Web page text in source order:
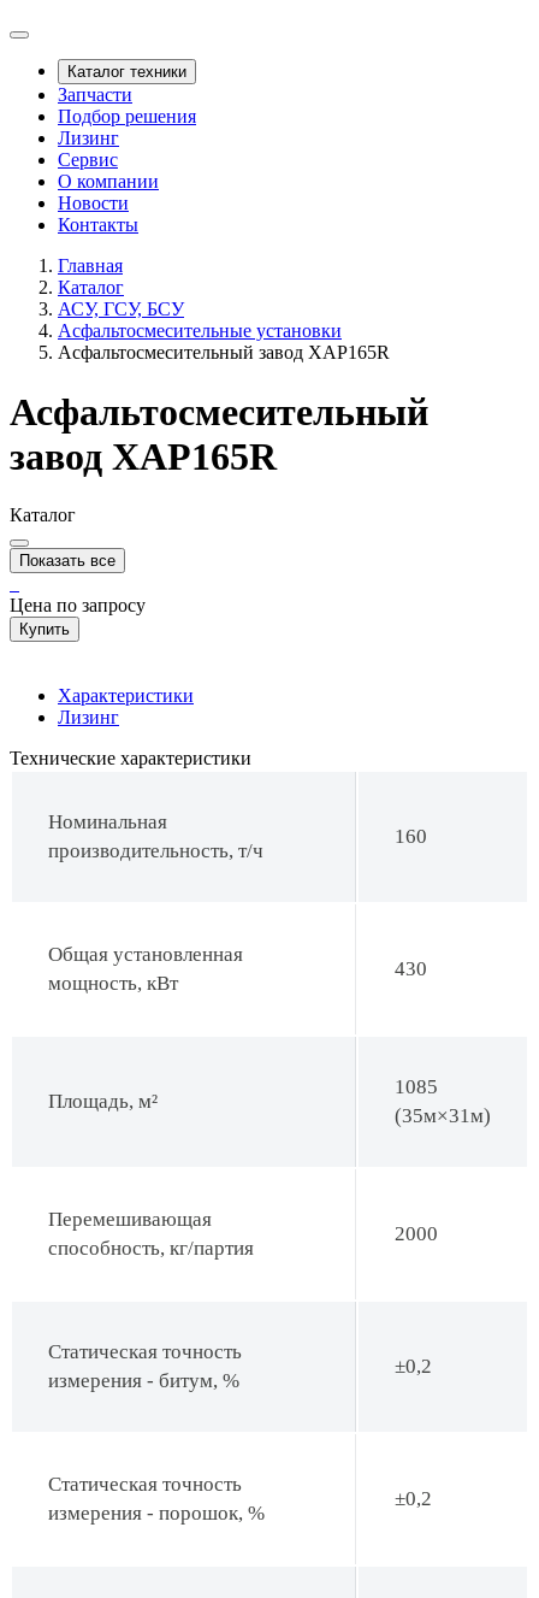
Каталог техники
Запчасти
Подбор решения
Лизинг
Сервис
О компании
Новости
Контакты
Главная
Каталог
АСУ, ГСУ, БСУ
Асфальтосмесительные установки
Асфальтосмесительный завод XAP165R
Асфальтосмесительный
завод XAP165R
Каталог
Показать все
Цена по запросу
Купить
Характеристики
Лизинг
Технические характеристики
Номинальная
производительность, т/ч
160
Общая установленная
мощность, кВт
430
Площадь, м²
1085
(35м×31м)
Перемешивающая
способность, кг/партия
2000
Статическая точность
измерения - битум, %
±0,2
Статическая точность
измерения - порошок, %
±0,2